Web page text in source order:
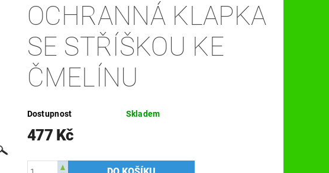
CHOV MATEK VČELAŘSKÉ POMŮCKY
OCHRANNÁ KLAPKA
SE STŘÍŠKOU KE
ČMELÍNU
Dostupnost Skladem
477 Kč